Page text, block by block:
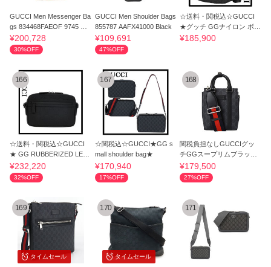
GUCCI Men Messenger Ba
gs 834468FAEOF 9745 EB
ONY
¥200,728
30%OFF
GUCCI Men Shoulder Bags
855787 AAFX41000 Black
¥109,691
47%OFF
☆送料・関税込☆GUCCI
★グッチ GGナイロン ボデ
ィバッグ★
¥185,900
166
☆送料・関税込☆GUCCI
★ GG RUBBERIZED LEAT
HER BAG★
¥232,220
32%OFF
167
☆関税込☆GUCCI★GG s
mall shoulder bag★
¥170,940
17%OFF
168
関税負担なしGUCCIグッ
チGGスープリムブラック
ミニトートバッグ
¥179,500
27%OFF
タイムセール
169
タイムセール
170 171